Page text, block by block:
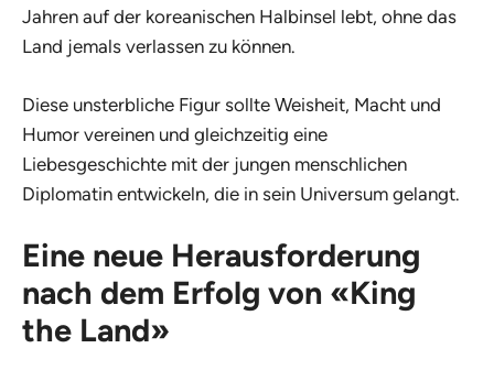
Jahren auf der koreanischen Halbinsel lebt, ohne das
Land jemals verlassen zu können.
Diese unsterbliche Figur sollte Weisheit, Macht und
Humor vereinen und gleichzeitig eine
Liebesgeschichte mit der jungen menschlichen
Diplomatin entwickeln, die in sein Universum gelangt.
Eine neue Herausforderung
nach dem Erfolg von «King
the Land»